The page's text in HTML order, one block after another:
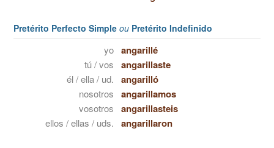
Pretérito Perfecto Simple ou Pretérito Indefinido
yo angarillé
tú / vos angarillaste
él / ella / ud. angarilló
nosotros angarillamos
vosotros angarillasteis
ellos / ellas / uds. angarillaron